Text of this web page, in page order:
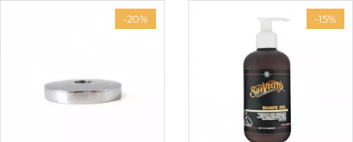
-20% -15%